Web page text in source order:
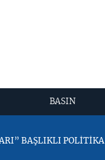
BASIN
BAŞLIKLI POLİTİKA